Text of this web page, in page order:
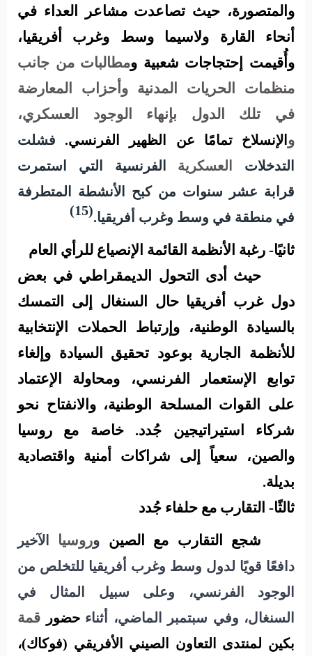
والمتصورة، حيث تصاعدت مشاعر العداء في
أنحاء القارة ولاسيما وسط وغرب أفريقيا،
وأُقيمت إحتجاجات شعبية ومطالبات من جانب
منظمات الحريات المدنية وأحزاب المعارضة
في تلك الدول بإنهاء الوجود العسكري،
و الإنسلاخ تمامًا عن الظهير الفرنسي. فشلت
التدخلات
العسكرية الفرنسية التي استمرت
قرابة عشر سنوات من كبح الأنشطة المتطرفة
في منطقة في وسط وغرب أفريقيا.(15)
ثانيًا- رغبة الأنظمة القائمة الإنصياع للرأي العام
حيث
أدى التحول الديمقراطي في بعض
دول غرب أفريقيا حال السنغال إلى التمسك
بالسيادة الوطنية، وإرتباط الحملات الإنتخابية
للأنظمة الجارية بوعود تحقيق السيادة وإلغاء
توابع الإستعمار الفرنسي، ومحاولة الإعتماد
على القوات المسلحة الوطنية، والانفتاح نحو
شركاء استيراتيجين جُدد. خاصة مع روسيا
والصين، سعياً إلى شراكات أمنية واقتصادية
بديلة.
ثالثًا- التقارب مع حلفاء جُدد
شجع التقارب مع الصين وروسيا الآخير
دافعًا قويًا لدول وسط وغرب أفريقيا للتخلص من
الوجود الفرنسي، وعلى سبيل المثال في
السنغال، وفي سبتمبر الماضي، أثناءحضور قمة
بكين لمنتدى التعاون الصيني الأفريقي (فوكاك)،